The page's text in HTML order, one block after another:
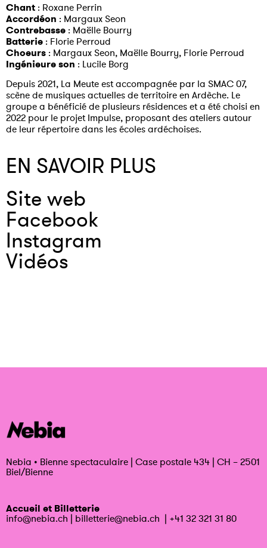
Chant : Roxane Perrin
Accordéon : Margaux Seon
Contrebasse : Maëlle Bourry
Batterie : Florie Perroud
Choeurs : Margaux Seon, Maëlle Bourry, Florie Perroud
Ingénieure son : Lucile Borg
Depuis 2021, La Meute est accompagnée par la SMAC 07,
scène de musiques actuelles de territoire en Ardèche. Le
groupe a bénéficié de plusieurs résidences et a été choisi en
2022 pour le projet Impulse, proposant des ateliers autour
de leur répertoire dans les écoles ardéchoises.
EN SAVOIR PLUS
Site web
Facebook
Instagram
Vidéos
Nebia • Bienne spectaculaire | Case postale 434 | CH – 2501
Biel/Bienne
Accueil et Billetterie
info@nebia.ch | billetterie@nebia.ch | +41 32 321 31 80